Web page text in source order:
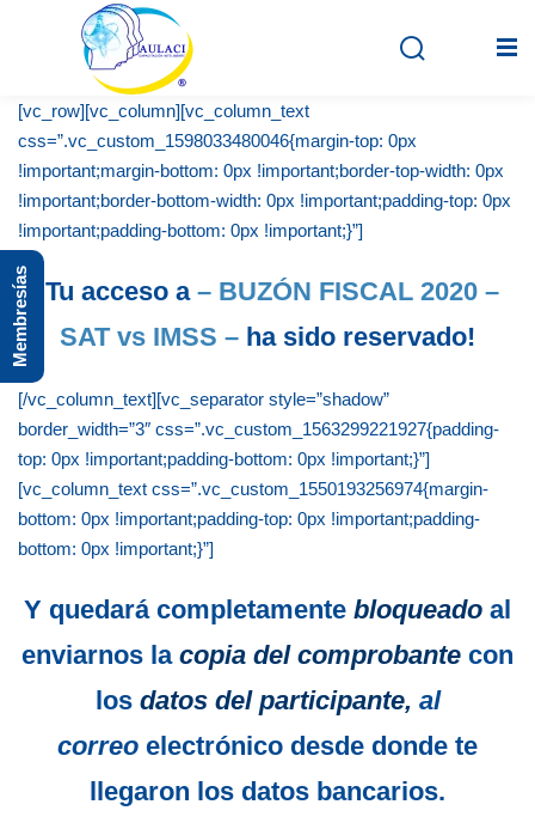
Inicio
En vivo
Grabados
Registro
[vc_row][vc_column][vc_column_text
css=”.vc_custom_1598033480046{margin-top: 0px
!important;margin-bottom: 0px !important;border-top-width: 0px
!important;border-bottom-width: 0px !important;padding-top: 0px
!important;padding-bottom: 0px !important;}”]
¡Tu acceso a – BUZÓN FISCAL 2020 –
SAT vs IMSS – ha sido reservado!
[/vc_column_text][vc_separator style=”shadow”
border_width=”3″ css=”.vc_custom_1563299221927{padding-
top: 0px !important;padding-bottom: 0px !important;}”]
[vc_column_text css=”.vc_custom_1550193256974{margin-
bottom: 0px !important;padding-top: 0px !important;padding-
bottom: 0px !important;}”]
Y quedará completamente bloqueado al
enviarnos lacopia del comprobante con
los datos del participante, al
correo electrónico desde donde te
llegaron los datos bancarios.
Membresías